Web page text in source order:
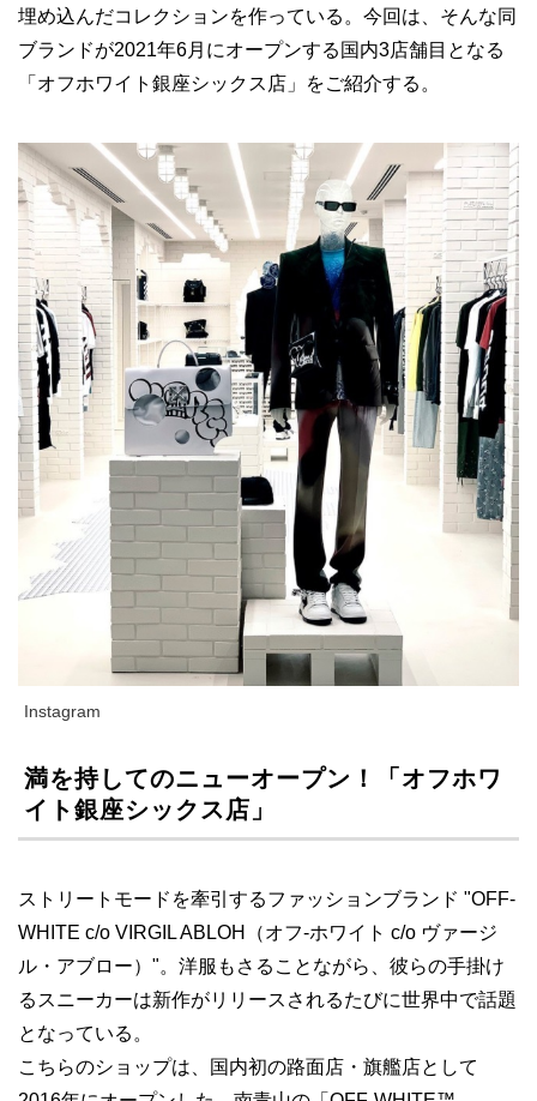
埋め込んだコレクションを作っている。今回は、そんな同
ブランドが2021年6月にオープンする国内3店舗目となる
「オフホワイト銀座シックス店」をご紹介する。
Instagram
満を持してのニューオープン！「オフホワ
イト銀座シックス店」
ストリートモードを牽引するファッションブランド "OFF-
WHITE c/o VIRGIL ABLOH（オフ-ホワイト c/o ヴァージ
ル・アブロー）"。洋服もさることながら、彼らの手掛け
るスニーカーは新作がリリースされるたびに世界中で話題
となっている。
こちらのショップは、国内初の路面店・旗艦店として